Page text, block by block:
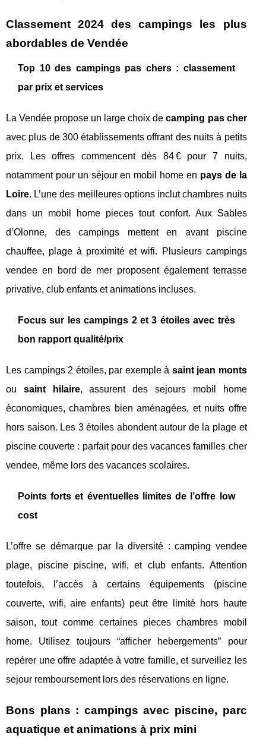
Classement 2024 des campings les plus
abordables de Vendée
Top 10 des campings pas chers : classement
par prix et services
La Vendée propose un large choix decamping pas cher
avec plus de 300 établissements offrant des nuits à petits
prix. Les offres commencent dès 84 € pour 7 nuits,
notamment pour un séjour en mobil home en pays de la
Loire. L’une des meilleures options inclut chambres nuits
dans un mobil home pieces tout confort. Aux Sables
d’Olonne, des campings mettent en avant piscine
chauffee, plage à proximité et wifi. Plusieurs campings
vendee en bord de mer proposent également terrasse
privative, club enfants et animations incluses.
Focus sur les campings 2 et 3 étoiles avec très
bon rapport qualité/prix
Les campings 2 étoiles, par exemple à saint jean monts
ou saint hilaire, assurent des sejours mobil home
économiques, chambres bien aménagées, et nuits offre
hors saison. Les 3 étoiles abondent autour de la plage et
piscine couverte : parfait pour des vacances familles cher
vendee, même lors des vacances scolaires.
Points forts et éventuelles limites de l’offre low
cost
L’offre se démarque par la diversité : camping vendee
plage, piscine piscine, wifi, et club enfants. Attention
toutefois, l’accès à certains équipements (piscine
couverte, wifi, aire enfants) peut être limité hors haute
saison, tout comme certaines pieces chambres mobil
home. Utilisez toujours “afficher hebergements” pour
repérer une offre adaptée à votre famille, et surveillez les
sejour remboursement lors des réservations en ligne.
Bons plans : campings avec piscine, parc
aquatique et animations à prix mini